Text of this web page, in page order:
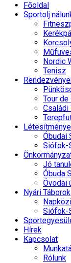
Főoldal
Sportolj
Nordic
Tenisz
Tour de
Családi
Óbudai
Siófok-
Jó
Óbuda
Óvodai
Nyári Táborok
Siófok-
Hírek
Kapcsolat
Rólunk